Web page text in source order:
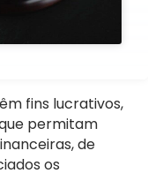
fins lucrativos,
permitam
de
os